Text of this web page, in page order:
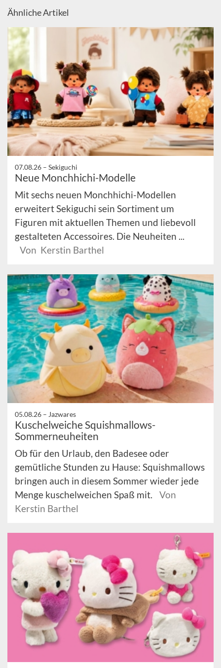
Ähnliche Artikel
07.08.26 – Sekiguchi
Neue Monchhichi-Modelle
Mit sechs neuen Monchhichi-Modellen
erweitert Sekiguchi sein Sortiment um
Figuren mit aktuellen Themen und liebevoll
gestalteten Accessoires. Die Neuheiten ...
Von Kerstin Barthel
05.08.26 – Jazwares
Kuschelweiche Squishmallows-
Sommerneuheiten
Ob für den Urlaub, den Badesee oder
gemütliche Stunden zu Hause: Squishmallows
bringen auch in diesem Sommer wieder jede
Menge kuschelweichen Spaß mit.
Von
Kerstin Barthel